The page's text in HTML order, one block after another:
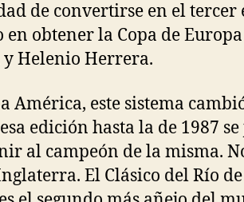
de convertirse en el
obtener la Copa de
Helenio Herrera.
América, este sistema
edición hasta la de 1987
al campeón de la misma.
El Clásico del Río